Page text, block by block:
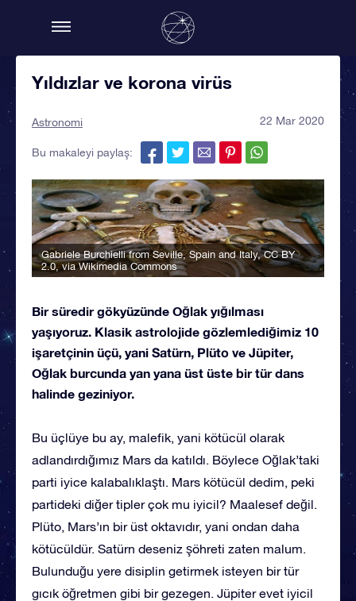
Yıldızlar ve korona virüs
Astronomi 22 Mar 2020
Bu makaleyi paylaş:
Gabriele Burchielli from Seville, Spain and Italy,CC BY
2.0, via Wikimedia Commons
Bir süredir gökyüzünde Oğlak yığılması
yaşıyoruz. Klasik astrolojide gözlemlediğimiz 10
işaretçinin üçü, yani Satürn, Plüto ve Jüpiter,
Oğlak burcunda yan yana üst üste bir tür dans
halinde geziniyor.
Bu üçlüye bu ay, malefik, yani kötücül olarak
adlandırdığımız Mars da katıldı. Böylece Oğlak’taki
parti iyice kalabalıklaştı. Mars kötücül dedim, peki
partideki diğer tipler çok mu iyicil? Maalesef değil.
Plüto, Mars’ın bir üst oktavıdır, yani ondan daha
kötücüldür. Satürn deseniz şöhreti zaten malum.
Bulunduğu yere disiplin getirmek isteyen bir tür
gıcık öğretmen gibi bir gezegen. Jüpiter evet iyicil